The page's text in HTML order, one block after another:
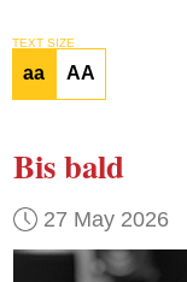
TEXT SIZE
aa AA
Bis bald
27 May 2026